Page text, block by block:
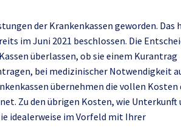
der Krankenkassen geworden. Das
im Juni 2021 beschlossen. Die
überlassen, ob sie einem Kurantrag
bei medizinischer Notwendigkeit
übernehmen die vollen Kosten
Zu den übrigen Kosten, wie Unterkunft
idealerweise im Vorfeld mit Ihrer